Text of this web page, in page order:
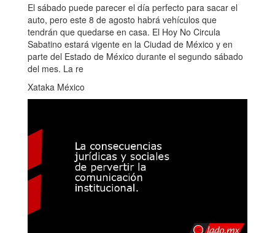
El sábado puede parecer el día perfecto para sacar el
auto, pero este 8 de agosto habrá vehículos que
tendrán que quedarse en casa. El Hoy No Circula
Sabatino estará vigente en la Ciudad de México y en
parte del Estado de México durante el segundo sábado
del mes. La re
Xataka México